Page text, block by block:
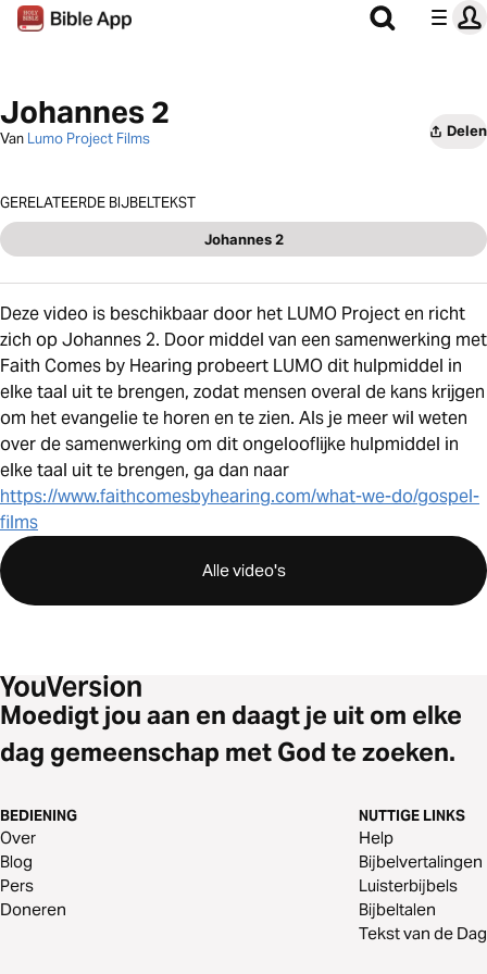
Johannes 2
Van Lumo Project Films Delen
GERELATEERDE BIJBELTEKST
Johannes 2
Deze video is beschikbaar door het LUMO Project en richt
zich op Johannes 2. Door middel van een samenwerking met
Faith Comes by Hearing probeert LUMO dit hulpmiddel in
elke taal uit te brengen, zodat mensen overal de kans krijgen
om het evangelie te horen en te zien. Als je meer wil weten
over de samenwerking om dit ongelooflijke hulpmiddel in
elke taal uit te brengen, ga dan naar
https://www.faithcomesbyhearing.com/what-we-do/gospel-
films
Alle video's
Moedigt jou aan en daagt je uit om elke
dag gemeenschap met God te zoeken.
BEDIENING
Over
Blog
Pers
Doneren
NUTTIGE LINKS
Help
Bijbelvertalingen
Luisterbijbels
Bijbeltalen
Tekst van de Dag